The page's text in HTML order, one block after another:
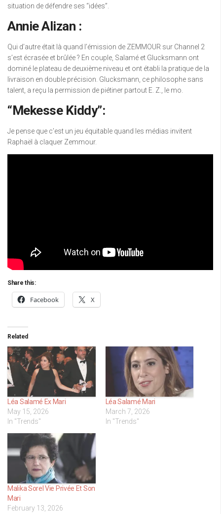
situation de défendre ses “idées”.
Annie Alizan :
Qui d’autre était là quand l’émission de ZEMMOUR sur Channel 2
s’est écrasée et brûlée ? En couple, Salamé et Glucksmann ont
dominé le plateau de deuxième niveau et ont établi la pratique de la
livraison en double précision. Glucksmann, ce philosophe sans
talent, a reçu la permission de piétiner partout E. Z., le mo.
“Mekesse Kiddy”:
Je pense que c’est un jeu équitable quand les médias invitent
Raphaël à claquer Zemmour.
Share this:
Facebook X
Related
Léa Salamé Ex Mari
May 15, 2026
In "Trends"
Léa Salamé Mari
March 7, 2026
In "Trends"
Malika Sorel Vie Privée Et Son
Mari
February 13, 2026